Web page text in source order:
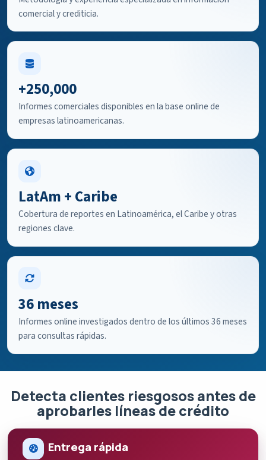
comercial y crediticia.
+250,000
Informes comerciales disponibles en la base online de
empresas latinoamericanas.
LatAm + Caribe
Cobertura de reportes en Latinoamérica, el Caribe y otras
regiones clave.
36 meses
Informes online investigados dentro de los últimos 36 meses
para consultas rápidas.
Detecta clientes riesgosos antes de
aprobarles líneas de crédito
Entrega rápida